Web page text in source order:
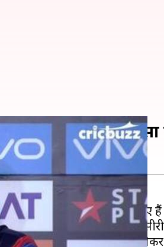
और रोहित शर्मा
इस समय आलोचनाओं से घिरे हुए
बांग्लादेश के खिलाफ टी-20